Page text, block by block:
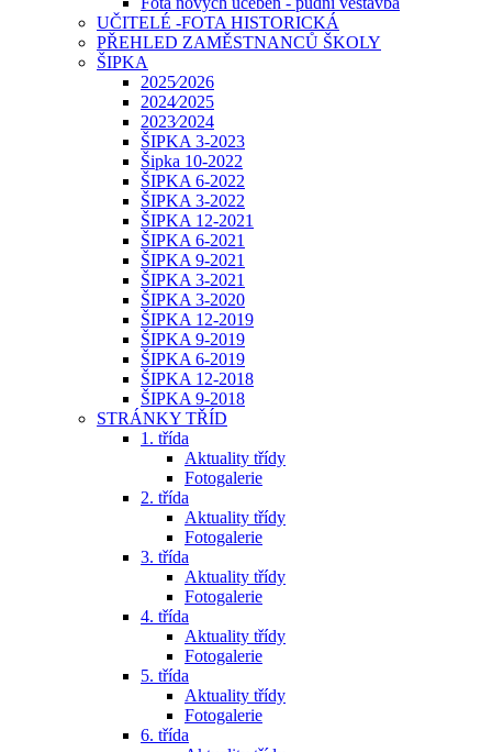
UČITELÉ -FOTA HISTORICKÁ
PŘEHLED ZAMĚSTNANCŮ ŠKOLY
ŠIPKA
2025⁄2026
2024⁄2025
2023⁄2024
ŠIPKA 3-2023
Šipka 10-2022
ŠIPKA 6-2022
ŠIPKA 3-2022
ŠIPKA 12-2021
ŠIPKA 6-2021
ŠIPKA 9-2021
ŠIPKA 3-2021
ŠIPKA 3-2020
ŠIPKA 12-2019
ŠIPKA 9-2019
ŠIPKA 6-2019
ŠIPKA 12-2018
ŠIPKA 9-2018
STRÁNKY TŘÍD
1. třída
Aktuality třídy
Fotogalerie
2. třída
Aktuality třídy
Fotogalerie
3. třída
Aktuality třídy
Fotogalerie
4. třída
Aktuality třídy
Fotogalerie
5. třída
Aktuality třídy
Fotogalerie
6. třída